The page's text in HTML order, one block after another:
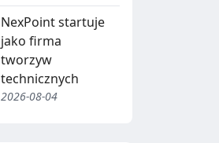
NexPoint startuje
jako firma
tworzyw
technicznych
2026-08-04